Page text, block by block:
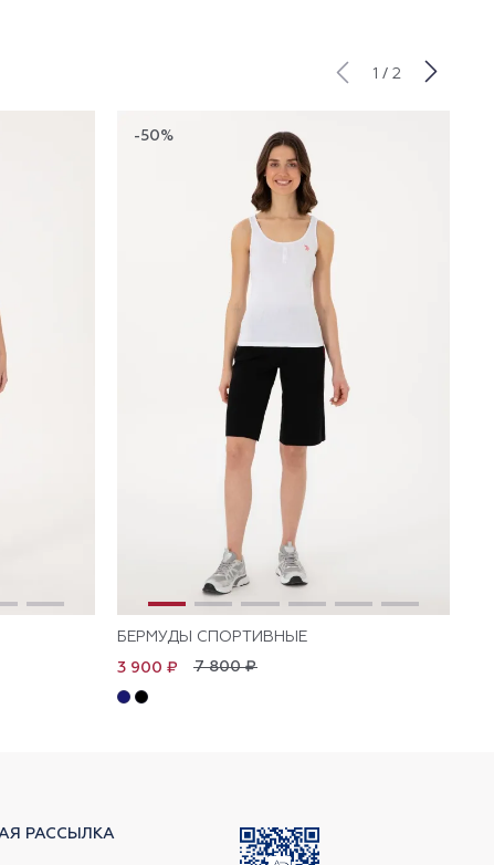
1 / 2
-50%
БЕРМУДЫ СПОРТИВНЫЕ
7 800 ₽
3 900 ₽
РАССЫЛКА